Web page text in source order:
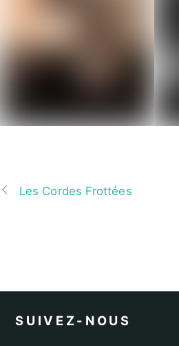
Les Cordes Frottées
SUIVEZ-NOUS